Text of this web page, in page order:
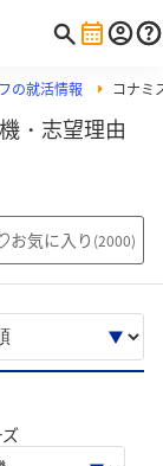
の就活情報 コナミ
・志望理由
お気に入り (2000)